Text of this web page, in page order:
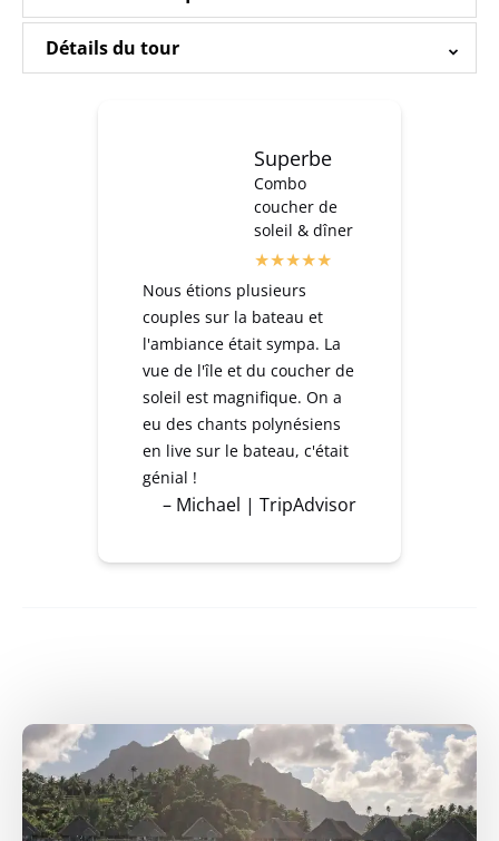
Détails du tour
Superbe
Combo
coucher de
soleil & dîner
Nous étions plusieurs
couples sur la bateau et
l'ambiance était sympa. La
vue de l'île et du coucher de
soleil est magnifique. On a
eu des chants polynésiens
en live sur le bateau, c'était
génial !
– Michael | TripAdvisor